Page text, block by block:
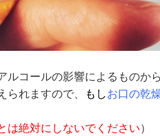
ルコールの影響によるものか
られますので、
もしお口の乾
は絶対にしないでください）